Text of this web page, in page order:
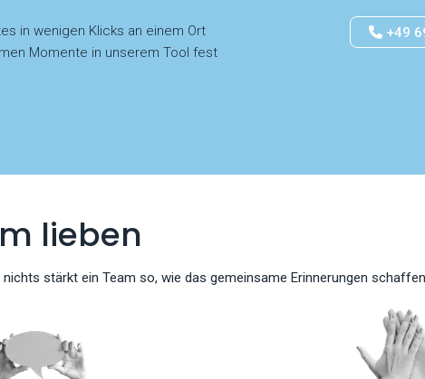
in wenigen Klicks an einem Ort
Momente in unserem Tool fest
+49
lieben
stärkt ein Team so, wie das gemeinsame Erinnerungen